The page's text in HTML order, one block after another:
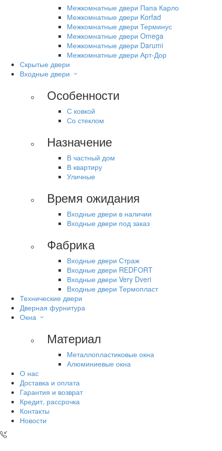
Межкомнатные двери Папа Карло
Межкомнатные двери Korfad
Межкомнатные двери Терминус
Межкомнатные двери Omega
Межкомнатные двери Darumi
Межкомнатные двери Арт-Дор
Скрытые двери
Входные двери
Особенности
С ковкой
Со стеклом
Назначение
В частный дом
В квартиру
Уличные
Время ожидания
Входные двери в наличии
Входные двери под заказ
Фабрика
Входные двери Страж
Входные двери REDFORT
Входные двери Very Dveri
Входные двери Термопласт
Технические двери
Дверная фурнитура
Окна
Материал
Металлопластиковые окна
Алюминиевые окна
О нас
Доставка и оплата
Гарантия и возврат
Кредит, рассрочка
Контакты
Новости